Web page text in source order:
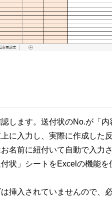
します。送付状のNo.が「
に入力し、実際に作成した
名前に紐付いて自動で入力
状」シートをExcelの機能
挿入されていませんので、